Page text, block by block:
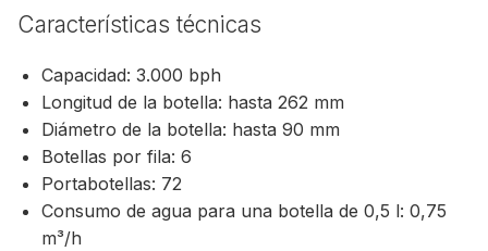
Características técnicas
Capacidad: 3.000 bph
Longitud de la botella: hasta 262 mm
Diámetro de la botella: hasta 90 mm
Botellas por fila: 6
Portabotellas: 72
Consumo de agua para una botella de 0,5 l: 0,75
m³/h